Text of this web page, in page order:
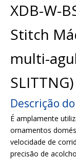
XDB-W-
Stitch
multi-
SLITTNG)
Descrição
É amplamente
ornamentos
velocidade de
precisão de